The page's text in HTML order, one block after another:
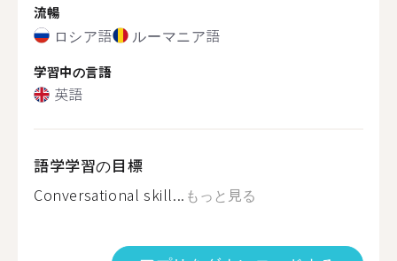
流暢
ロシア語 ルーマニア語
学習中の言語
英語
語学学習の目標
Conversational skill... もっと見る